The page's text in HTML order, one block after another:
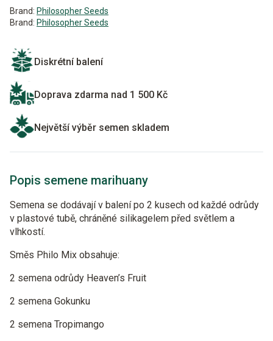
Brand: Philosopher Seeds
Brand: Philosopher Seeds
Diskrétní balení
Doprava zdarma nad 1 500 Kč
Největší výběr semen skladem
Popis semene marihuany
Semena se dodávají v balení po 2 kusech od každé odrůdy
v plastové tubě, chráněné silikagelem před světlem a
vlhkostí.
Směs Philo Mix obsahuje:
2 semena odrůdy Heaven’s Fruit
2 semena Gokunku
2 semena Tropimango